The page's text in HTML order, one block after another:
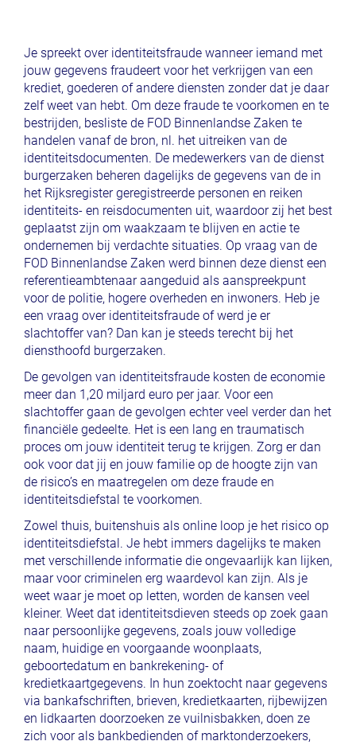
Je spreekt over identiteitsfraude wanneer iemand met
jouw gegevens fraudeert voor het verkrijgen van een
krediet, goederen of andere diensten zonder dat je daar
zelf weet van hebt. Om deze fraude te voorkomen en te
bestrijden, besliste de FOD Binnenlandse Zaken te
handelen vanaf de bron, nl. het uitreiken van de
identiteitsdocumenten. De medewerkers van de dienst
burgerzaken beheren dagelijks de gegevens van de in
het Rijksregister geregistreerde personen en reiken
identiteits- en reisdocumenten uit, waardoor zij het best
geplaatst zijn om waakzaam te blijven en actie te
ondernemen bij verdachte situaties. Op vraag van de
FOD Binnenlandse Zaken werd binnen deze dienst een
referentieambtenaar aangeduid als aanspreekpunt
voor de politie, hogere overheden en inwoners. Heb je
een vraag over identiteitsfraude of werd je er
slachtoffer van? Dan kan je steeds terecht bij het
diensthoofd burgerzaken.
De gevolgen van identiteitsfraude kosten de economie
meer dan 1,20 miljard euro per jaar. Voor een
slachtoffer gaan de gevolgen echter veel verder dan het
financiële gedeelte. Het is een lang en traumatisch
proces om jouw identiteit terug te krijgen. Zorg er dan
ook voor dat jij en jouw familie op de hoogte zijn van
de risico’s en maatregelen om deze fraude en
identiteitsdiefstal te voorkomen.
Zowel thuis, buitenshuis als online loop je het risico op
identiteitsdiefstal. Je hebt immers dagelijks te maken
met verschillende informatie die ongevaarlijk kan lijken,
maar voor criminelen erg waardevol kan zijn. Als je
weet waar je moet op letten, worden de kansen veel
kleiner. Weet dat identiteitsdieven steeds op zoek gaan
naar persoonlijke gegevens, zoals jouw volledige
naam, huidige en voorgaande woonplaats,
geboortedatum en bankrekening- of
kredietkaartgegevens. In hun zoektocht naar gegevens
via bankafschriften, brieven, kredietkaarten, rijbewijzen
en lidkaarten doorzoeken ze vuilnisbakken, doen ze
zich voor als bankbedienden of marktonderzoekers,